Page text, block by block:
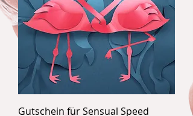
Gutschein für Sensual Speed